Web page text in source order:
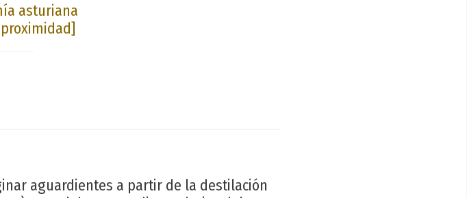
asturiana
aguardientes a partir de la destilación